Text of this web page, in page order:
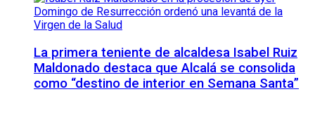
La primera teniente de alcaldesa Isabel Ruiz
Maldonado destaca que Alcalá se consolida
como “destino de interior en Semana Santa”